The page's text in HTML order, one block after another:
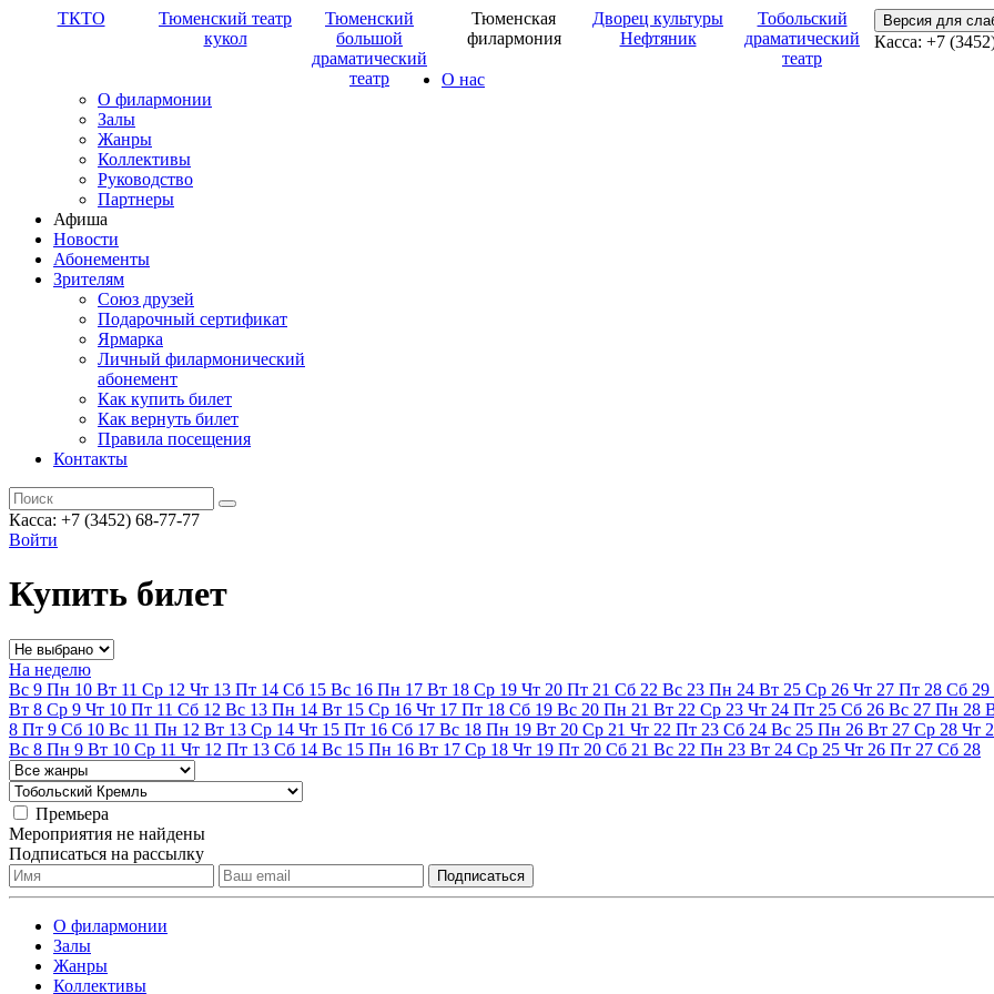
ТКТО
Тюменский театр
кукол
Тюменский
большой
драматический
театр
Тюменская
филармония
Дворец культуры
Нефтяник
Тобольский
драматический
театр
Версия для
Касса: +7
О нас
О филармонии
Залы
Жанры
Коллективы
Руководство
Партнеры
Афиша
Новости
Абонементы
Зрителям
Союз друзей
Подарочный сертификат
Ярмарка
Личный филармонический
абонемент
Как купить билет
Как вернуть билет
Правила посещения
Контакты
Касса: +7 (3452) 68-77-77
Войти
Купить билет
На неделю
Вс 9 Пн 10 Вт 11 Ср 12 Чт 13 Пт 14 Сб 15 Вс 16 Пн 17 Вт 18 Ср 19 Чт 20 Пт 21 Сб 22 Вс 23 Пн 24 Вт 25 Ср 26 Чт 27 Пт 28 Сб 29
Вт 8 Ср 9 Чт 10 Пт 11 Сб 12 Вс 13 Пн 14 Вт 15 Ср 16 Чт 17 Пт 18 Сб 19 Вс 20 Пн 21 Вт 22 Ср 23 Чт 24 Пт 25 Сб 26 Вс 27 Пн 28
8 Пт 9 Сб 10 Вс 11 Пн 12 Вт 13 Ср 14 Чт 15 Пт 16 Сб 17 Вс 18 Пн 19 Вт 20 Ср 21 Чт 22 Пт 23 Сб 24 Вс 25 Пн 26 Вт 27 Ср 28 Чт
Вс 8 Пн 9 Вт 10 Ср 11 Чт 12 Пт 13 Сб 14 Вс 15 Пн 16 Вт 17 Ср 18 Чт 19 Пт 20 Сб 21 Вс 22 Пн 23 Вт 24 Ср 25 Чт 26 Пт 27 Сб 28
Премьера
Мероприятия не найдены
Подписаться на рассылку
О филармонии
Залы
Жанры
Коллективы